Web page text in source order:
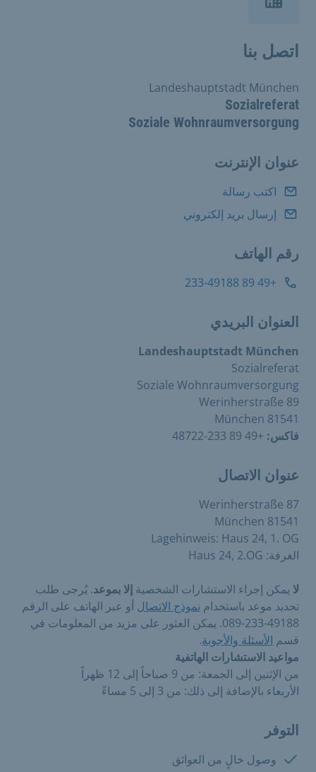
اتصل بنا
Sozialreferat
Soziale Wohnraumversorgung
Landeshauptstadt München
عنوان الإنترنت
اكتب رسالة
إرسال بريد إلكتروني
رقم الهاتف
+49 89 233-49188
العنوان البريدي
Landeshauptstadt München
Sozialreferat
Soziale Wohnraumversorgung
Werinherstraße 89
81541 München
فاكس: +49 89 233-48722
عنوان الاتصال
Werinherstraße 87
81541 München
Lagehinweis: Haus 24, 1. OG
الغرفة: Haus 24, 2.OG
لا يمكن إجراء الاستشارات الشخصية إلا بموعد. يُرجى طلب
تحديد موعد باستخدام نموذج الاتصال أو عبر الهاتف على الرقم
49188-233-089. يمكن العثور على مزيد من المعلومات في
قسم الأسئلة والأجوبة.
مواعيد الاستشارات الهاتفية
من الإثنين إلى الجمعة: من 9 صباحاً إلى 12 ظهراً
الأربعاء بالإضافة إلى ذلك: من 3 إلى 5 مساءً
التوفر
متوفرة:وصول خالٍ من العوائق